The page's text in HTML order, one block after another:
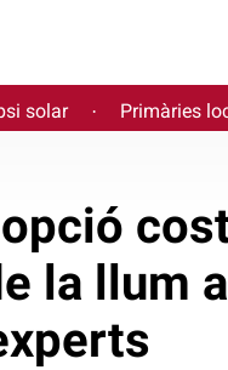
solar · Primàries
la llum